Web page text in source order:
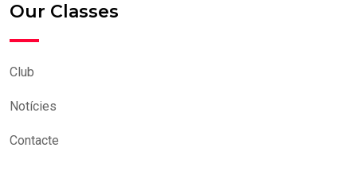
Our Classes
Club
Notícies
Contacte